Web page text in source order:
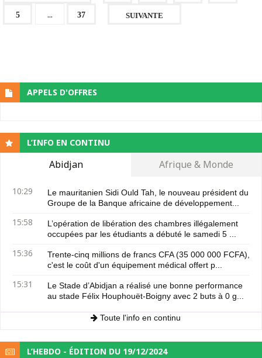
5 ... 37 SUIVANTE
APPELS D'OFFRES
L’INFO EN CONTINU
Abidjan Afrique & Monde
10:29
Le mauritanien Sidi Ould Tah, le nouveau président du
Groupe de la Banque africaine de développement...
15:58
L’opération de libération des chambres illégalement
occupées par les étudiants a débuté le samedi 5 ...
15:36
Trente-cinq millions de francs CFA (35 000 000 FCFA),
c'est le coût d'un équipement médical offert p...
15:31
Le Stade d’Abidjan a réalisé une bonne performance
au stade Félix Houphouët-Boigny avec 2 buts à 0 g...
Toute l'info en continu
L’HEBDO - ÉDITION DU 19/12/2024